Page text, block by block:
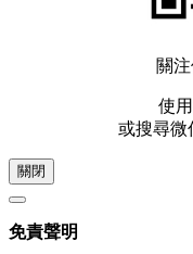
關
使
或搜尋微
關閉
免責聲明